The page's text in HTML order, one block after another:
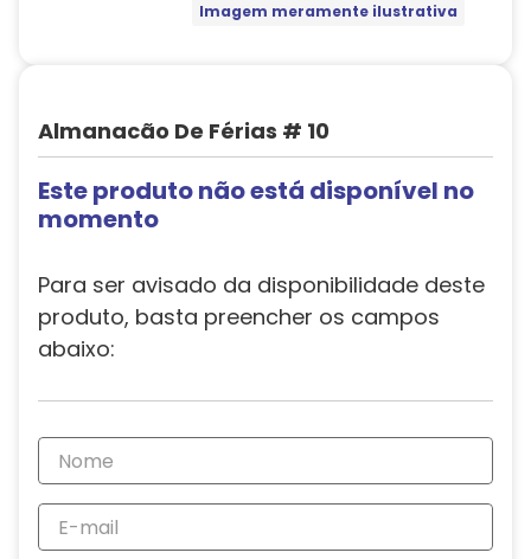
Imagem meramente ilustrativa
Almanacão De Férias # 10
Este produto não está disponível no
momento
Para ser avisado da disponibilidade deste
produto, basta preencher os campos
abaixo: